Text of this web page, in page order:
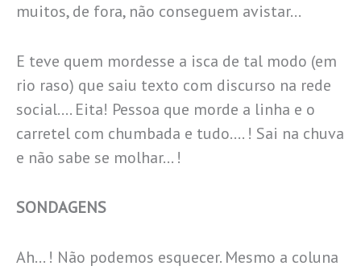
muitos, de fora, não conseguem avistar…
E teve quem mordesse a isca de tal modo (em
rio raso) que saiu texto com discurso na rede
social…. Eita! Pessoa que morde a linha e o
carretel com chumbada e tudo…. ! Sai na chuva
e não sabe se molhar… !
SONDAGENS
Ah… ! Não podemos esquecer. Mesmo a coluna